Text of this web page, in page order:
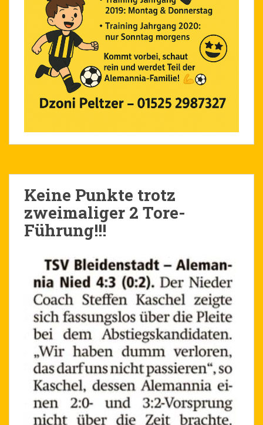
Keine Punkte trotz
zweimaliger 2 Tore-
Führung!!!